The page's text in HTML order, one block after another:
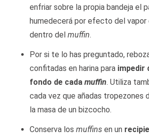
enfriar sobre la propia bandeja el
humedecerá por efecto del vapor
dentro del muffin.
Por si te lo has preguntado,
confitadas en harina para impedir
fondo de cada muffin. Utiliza
cada vez que añadas tropezones
la masa de un bizcocho.
Conserva los muffins en un